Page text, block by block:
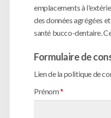
emplacements à
des données agrégées
santé bucco-dentaire.
Formulaire de
Lien de la politique de
Prénom*